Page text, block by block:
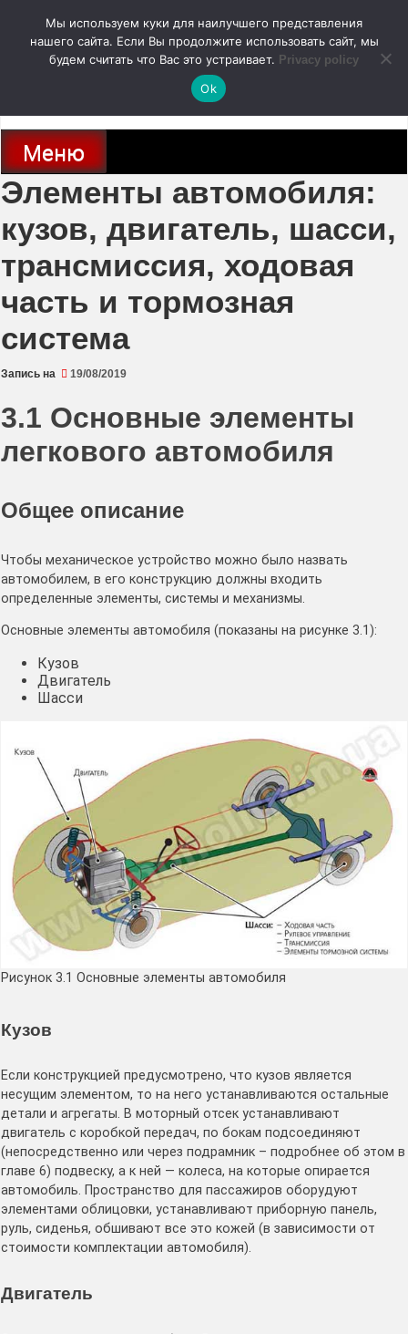
содержимому
autodoc24.ru
Новости про современные автомобили и не только, новинки зарубежного
и отечественного автопрома
Меню
Элементы автомобиля:
кузов, двигатель, шасси,
трансмиссия, ходовая
часть и тормозная
система
Запись на 19/08/2019
3.1 Основные элементы
легкового автомобиля
Общее описание
Чтобы механическое устройство можно было назвать
автомобилем, в его конструкцию должны входить
определенные элементы, системы и механизмы.
Основные элементы автомобиля (показаны на рисунке 3.1):
Кузов
Двигатель
Шасси
Рисунок 3.1 Основные элементы автомобиля
Кузов
Если конструкцией предусмотрено, что кузов является
несущим элементом, то на него устанавливаются остальные
детали и агрегаты. В моторный отсек устанавливают
двигатель с коробкой передач, по бокам подсоединяют
(непосредственно или через подрамник – подробнее об этом в
главе 6) подвеску, а к ней — колеса, на которые опирается
автомобиль. Пространство для пассажиров оборудуют
элементами облицовки, устанавливают приборную панель,
руль, сиденья, обшивают все это кожей (в зависимости от
стоимости комплектации автомобиля).
Двигатель
Мы используем куки для наилучшего представления
нашего сайта. Если Вы продолжите использовать сайт, мы
будем считать что Вас это устраивает. Privacy policy
Ok